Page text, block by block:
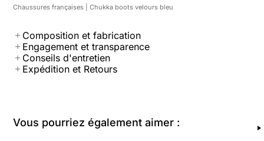
Chaussures françaises | Chukka boots velours bleu
Composition et fabrication
Engagement et transparence
Conseils d'entretien
Expédition et Retours
Vous pourriez également aimer :